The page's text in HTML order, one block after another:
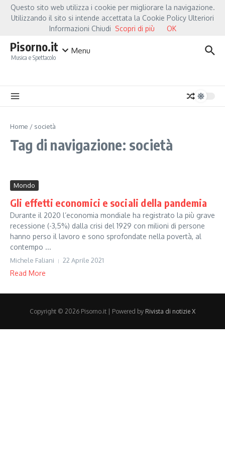
Salta al contenuto
Hot NewsFiorella Mannoia, a Capannori nasce “Anime Salve”: la data zero è
Pisorno.it
Musica e Spettacolo
Menu
Home / società
Tag di navigazione: società
Mondo
Gli effetti economici e sociali della pandemia
Durante il 2020 l’economia mondiale ha registrato la più grave
recessione (-3,5%) dalla crisi del 1929 con milioni di persone
hanno perso il lavoro e sono sprofondate nella povertà, al
contempo ...
Michele Faliani 22 Aprile 2021
Read More
Copyright © 2026 Pisorno.it | Powered by Rivista di notizie X
Questo sito web utilizza i cookie per migliorare la navigazione.
Utilizzando il sito si intende accettata la Cookie Policy Ulteriori
Informazioni Chiudi Scopri di più OK